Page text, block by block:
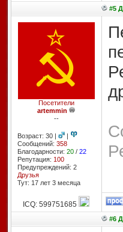
#5
Посетители
artemmin
--
Возраст: 30 |
|
Сообщений: 358
Благодарности: 20/ 22
Репутация: 100
Предупреждений: 2
Друзья
Тут: 17 лет 3 месяцa
ICQ: 599751685
#6